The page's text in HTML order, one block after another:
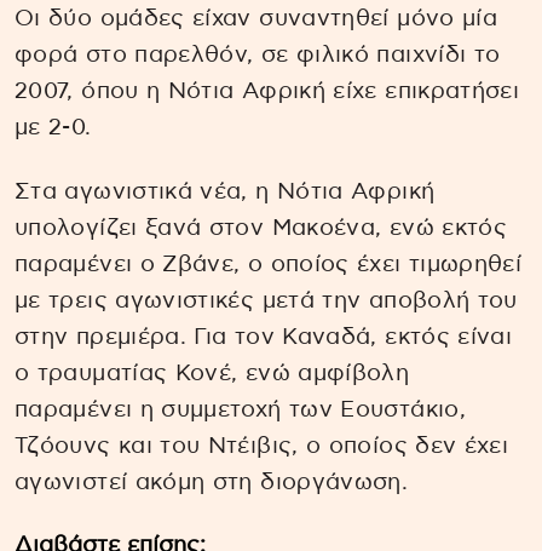
Οι δύο ομάδες είχαν συναντηθεί μόνο μία
φορά στο παρελθόν, σε φιλικό παιχνίδι το
2007, όπου η Νότια Αφρική είχε επικρατήσει
με 2-0.
Στα αγωνιστικά νέα, η Νότια Αφρική
υπολογίζει ξανά στον Μακοένα, ενώ εκτός
παραμένει ο Ζβάνε, ο οποίος έχει τιμωρηθεί
με τρεις αγωνιστικές μετά την αποβολή του
στην πρεμιέρα. Για τον Καναδά, εκτός είναι
ο τραυματίας Κονέ, ενώ αμφίβολη
παραμένει η συμμετοχή των Εουστάκιο,
Τζόουνς και του Ντέιβις, ο οποίος δεν έχει
αγωνιστεί ακόμη στη διοργάνωση.
Διαβάστε επίσης: